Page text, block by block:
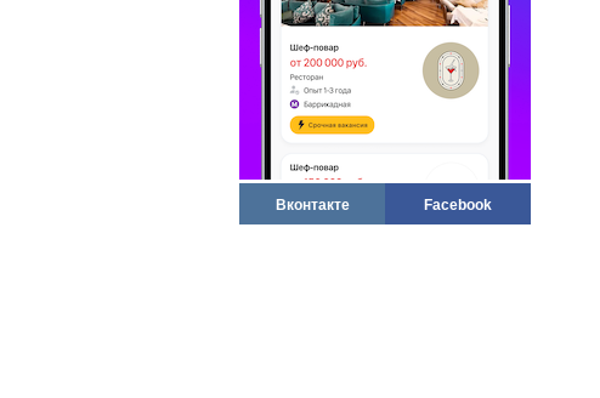
Вконтакте Facebook